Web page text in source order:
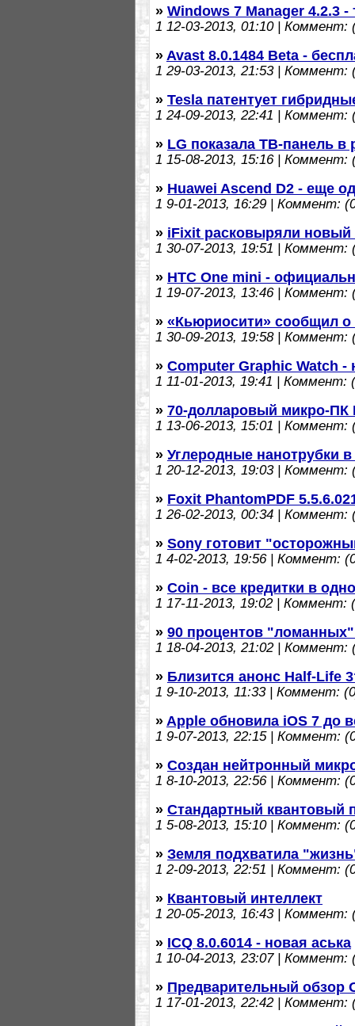
» Windows 7 Manager 4.2.3
1 12-03-2013, 01:10 | Коммент:
» Avast 8.0.1484 Beta -
1 29-03-2013, 21:53 | Коммент:
» Tesla патентует
1 24-09-2013, 22:41 | Коммент:
» LG показала ТВ-панель в
1 15-08-2013, 15:16 | Коммент:
» Huawei Ascend D2 - еще
1 9-01-2013, 16:29 | Коммент:
» iFixit расковыряли новый
1 30-07-2013, 19:51 | Коммент:
» HTC One mini -
1 19-07-2013, 13:46 | Коммент:
» «Кьюриосити» сообщил о
1 30-09-2013, 19:58 | Коммент:
» Computer Graphic Watch
1 11-01-2013, 19:41 | Коммент:
» 70-долларовый микро-ПК
1 13-06-2013, 15:01 | Коммент:
» Углеродные нанотрубки
1 20-12-2013, 19:03 | Коммент:
» Foxit PhantomPDF
1 26-02-2013, 00:34 | Коммент:
» Sony готовит
1 4-02-2013, 19:56 | Коммент:
» Coin - все кредитки в
1 17-11-2013, 19:02 | Коммент:
» 90 процентов
1 18-04-2013, 21:02 | Коммент:
» Близится анонс Half-Life
1 9-10-2013, 11:33 | Коммент:
» Apple обновила iOS 7 до
1 9-07-2013, 22:15 | Коммент:
» Создан нейтронный
1 8-10-2013, 22:56 | Коммент:
» Стандартный квантовый
1 5-08-2013, 15:10 | Коммент:
» Земля подхватила
1 2-09-2013, 22:51 | Коммент:
» Квантовый интеллект
1 20-05-2013, 16:43 | Коммент:
» ICQ 8.0.6014 - новая аська
1 10-04-2013, 23:07 | Коммент:
» Предварительный обзор
1 17-01-2013, 22:42 | Коммент: